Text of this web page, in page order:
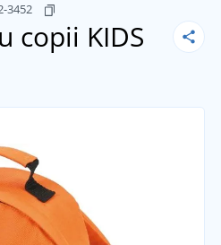
3452
copii KIDS